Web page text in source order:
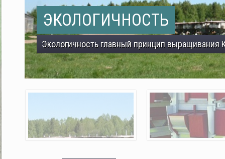
ЭКОЛОГИЧНОСТЬ
Экологичность главный принцип выращивания